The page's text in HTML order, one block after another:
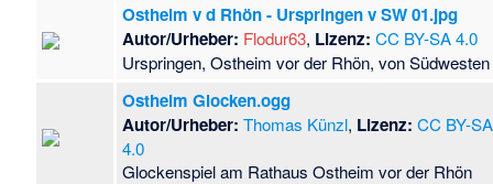
Ostheim v d Rhön - Urspringen v SW 01.jpg
Autor/Urheber: Flodur63, Lizenz: CC BY-SA 4.0
Urspringen, Ostheim vor der Rhön, von Südwesten
Ostheim Glocken.ogg
Autor/Urheber: Thomas Künzl, Lizenz: CC BY-SA
4.0
Glockenspiel am Rathaus Ostheim vor der Rhön